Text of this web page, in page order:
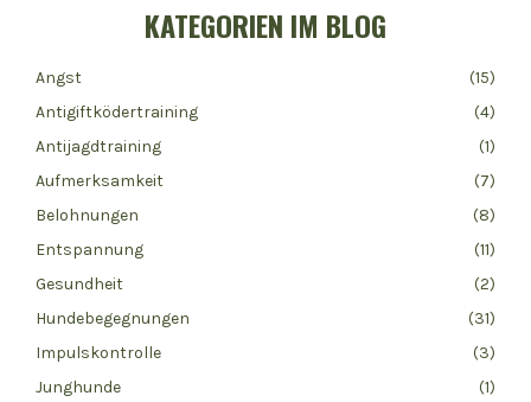
KATEGORIEN IM BLOG
Angst
(15)
Antigiftködertraining
(4)
Antijagdtraining
(1)
Aufmerksamkeit
(7)
Belohnungen
(8)
Entspannung
(11)
Gesundheit
(2)
Hundebegegnungen
(31)
Impulskontrolle
(3)
Junghunde
(1)